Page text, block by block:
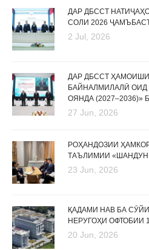
ДАР ДБССТ
СОЛИ 2026
2 Jul, 2026
ДАР ДБССТ
БАЙНАЛМИЛАЛӢ
ОЯНДА (2027–2036)»
27 Jun, 2026
РОҲАНДОЗИИ
ТАЪЛИМИИ «ШАНДУН
23 Jun, 2026
ҚАДАМИ НАВ БА
НЕРУГОҲИ ОФТОБИИ
20 Jun, 2026